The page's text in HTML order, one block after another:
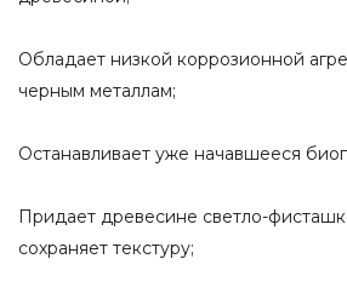
Обладает низкой коррозионной
черным металлам;
Останавливает уже начавшееся
Придает древесине светло-
сохраняет текстуру;